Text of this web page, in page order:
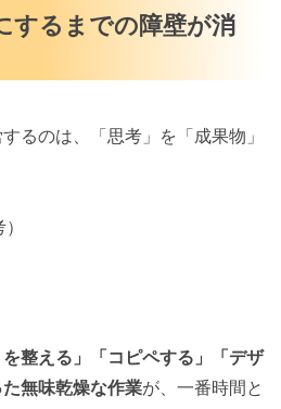
するまでの障壁が消
るのは、「思考」を「成果物」
を整える」「コピペする」「デザ
無味乾燥な作業が、一番時間と